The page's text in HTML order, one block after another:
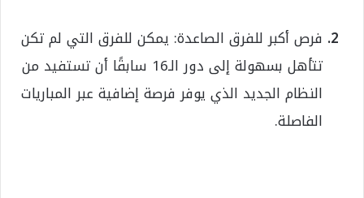
فرص أكبر للفرق الصاعدة: يمكن للفرق التي لم تكن
تتأهل بسهولة إلى دور الـ16 سابقًا أن تستفيد من
النظام الجديد الذي يوفر فرصة إضافية عبر المباريات
الفاصلة.